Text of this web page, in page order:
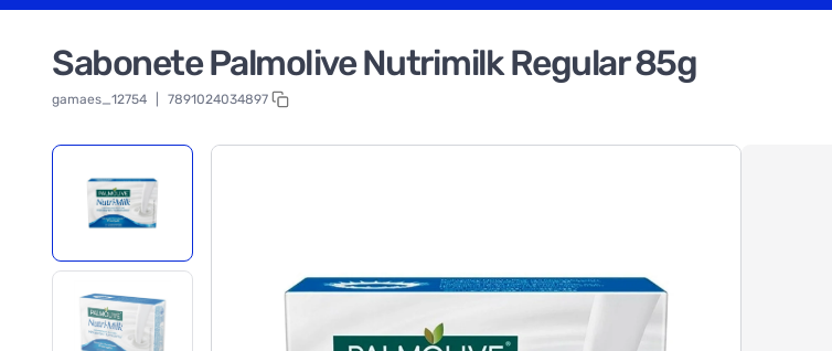
Sabonete Palmolive Nutrimilk Regular 85g
gamaes_12754 7891024034897